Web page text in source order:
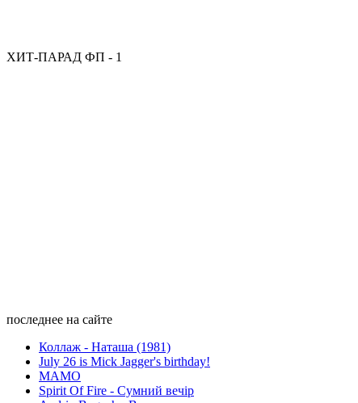
ХИТ-ПАРАД ФП - 1
последнее на сайте
Коллаж - Наташа (1981)
July 26 is Mick Jagger's birthday!
МАМО
Spirit Of Fire - Сумний вечір